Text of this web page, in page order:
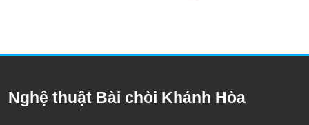
Nghệ thuật Bài chòi Khánh Hòa